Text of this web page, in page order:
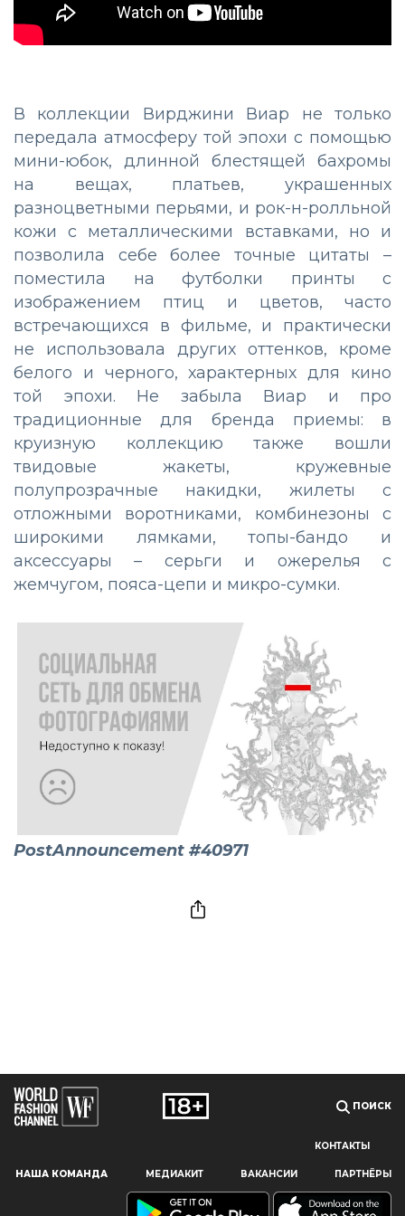
Наш сайт использует файлы cookie и похожие технологии,
пользователям, предоставляя персонализированную
В коллекции Вирджини Виар не только
передала атмосферу той эпохи с помощью
мини-юбок, длинной блестящей бахромы
на вещах, платьев, украшенных
разноцветными перьями, и рок-н-ролльной
кожи с металлическими вставками, но и
позволила себе более точные цитаты –
поместила на футболки принты с
изображением птиц и цветов, часто
встречающихся в фильме, и практически
не использовала других оттенков, кроме
белого и черного, характерных для кино
той эпохи. Не забыла Виар и про
традиционные для бренда приемы: в
круизную коллекцию также вошли
твидовые жакеты, кружевные
полупрозрачные накидки, жилеты с
отложными воротниками, комбинезоны с
широкими лямками, топы-бандо и
аксессуары – серьги и ожерелья с
жемчугом, пояса-цепи и микро-сумки.
PostAnnouncement #40971
ПОИСК
КОНТАКТЫ
НАША КОМАНДА МЕДИАКИТ ВАКАНСИИ ПАРТНЁРЫ